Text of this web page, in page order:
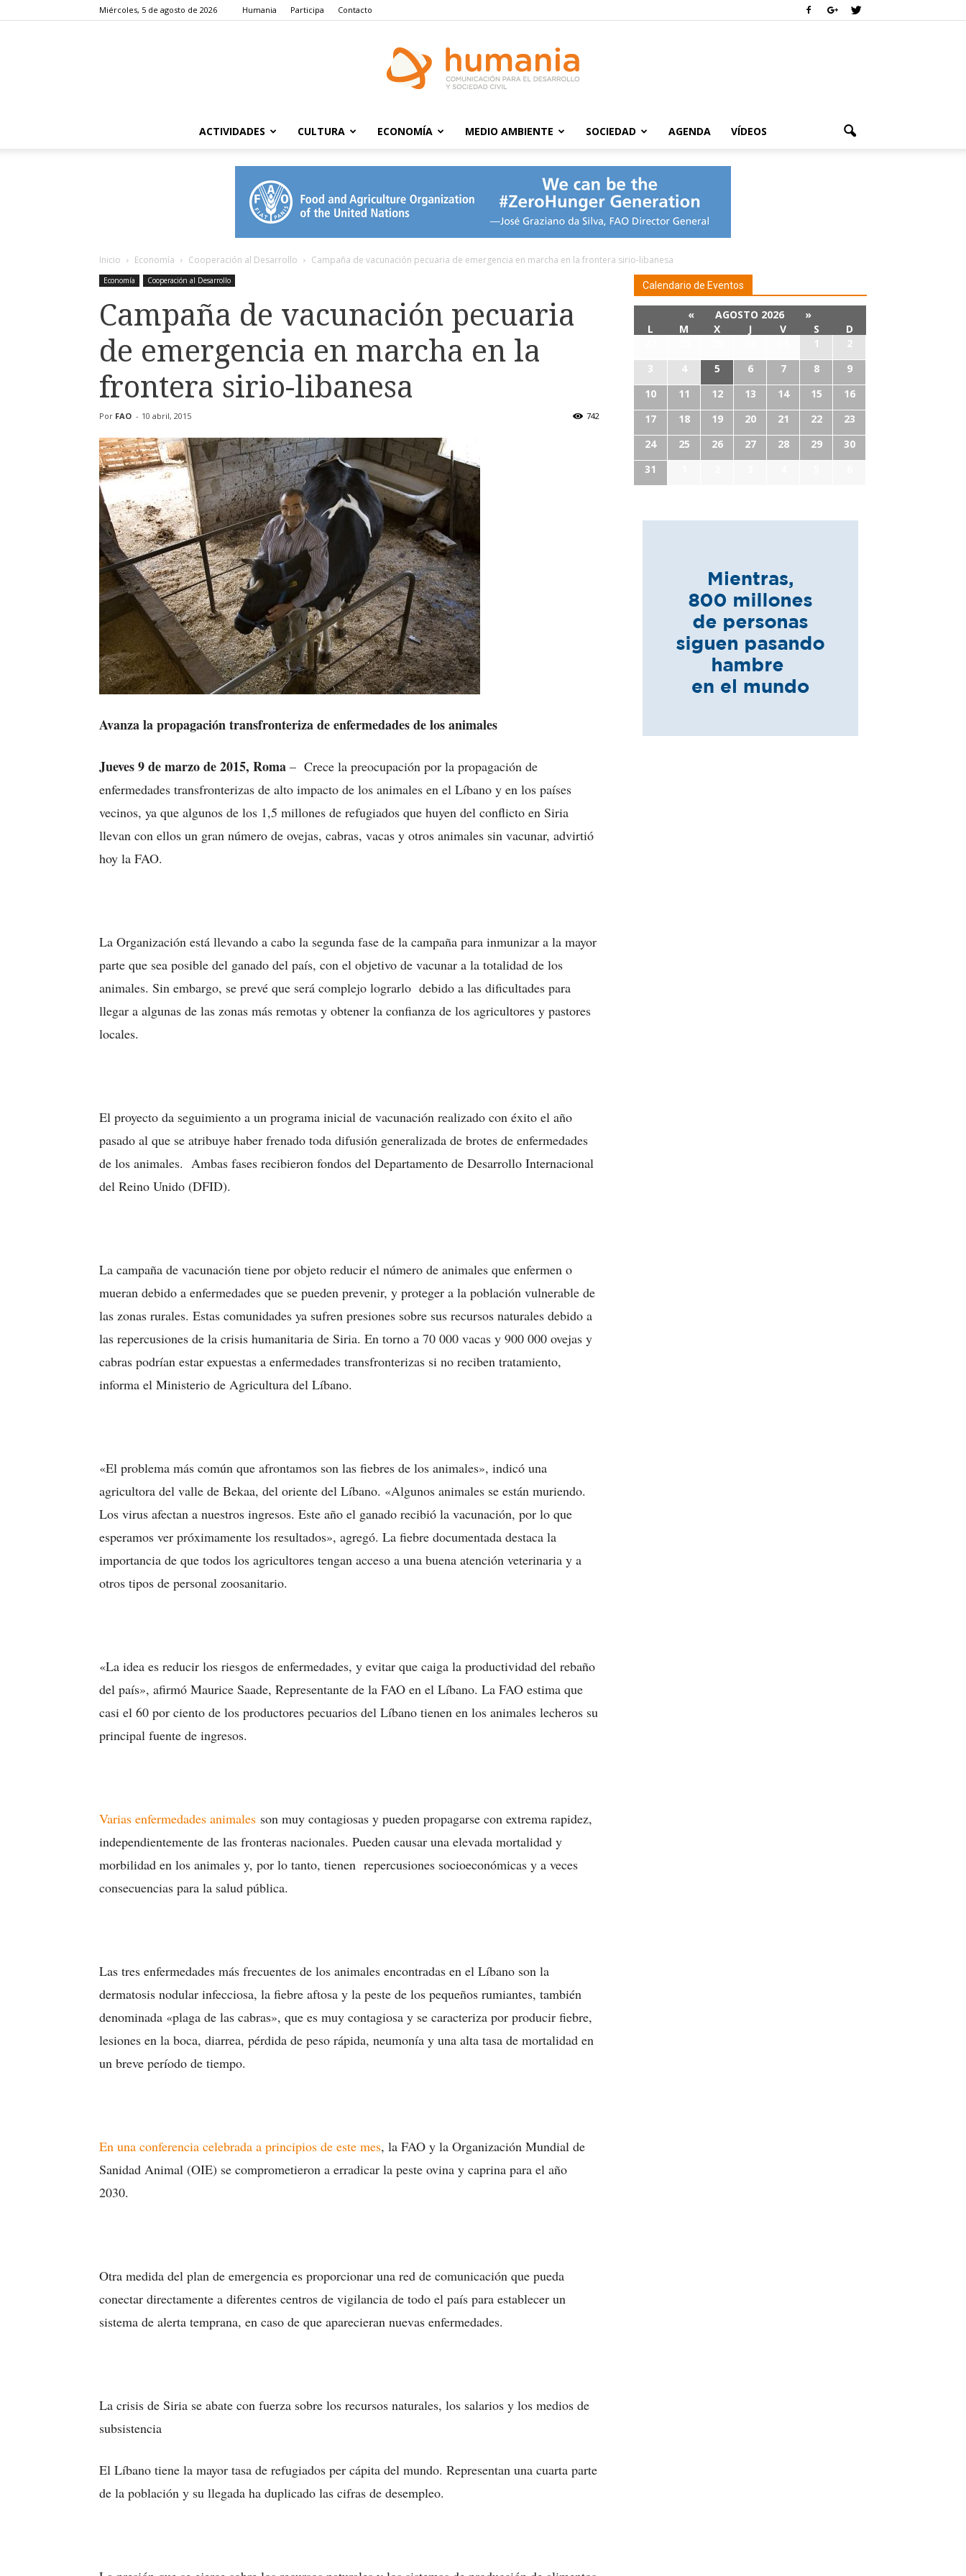
Miércoles, 5 de agosto de 2026 Humania Participa Contacto
ACTIVIDADES CULTURA ECONOMÍA MEDIO AMBIENTE SOCIEDAD AGENDA VÍDEOS
Inicio Economía Cooperación al Desarrollo Campaña de vacunación pecuaria de emergencia en marcha en la frontera sirio-libanesa
Economía Cooperación al Desarrollo
Campaña de vacunación pecuaria
de emergencia en marcha en la
frontera sirio-libanesa
Por FAO - 10 abril, 2015 742
Avanza la propagación transfronteriza de enfermedades de los animales
Jueves 9 de marzo de 2015, Roma – Crece la preocupación por la propagación de
enfermedades transfronterizas de alto impacto de los animales en el Líbano y en los países
vecinos, ya que algunos de los 1,5 millones de refugiados que huyen del conflicto en Siria
llevan con ellos un gran número de ovejas, cabras, vacas y otros animales sin vacunar, advirtió
hoy la FAO.
La Organización está llevando a cabo la segunda fase de la campaña para inmunizar a la mayor
parte que sea posible del ganado del país, con el objetivo de vacunar a la totalidad de los
animales. Sin embargo, se prevé que será complejo lograrlo debido a las dificultades para
llegar a algunas de las zonas más remotas y obtener la confianza de los agricultores y pastores
locales.
El proyecto da seguimiento a un programa inicial de vacunación realizado con éxito el año
pasado al que se atribuye haber frenado toda difusión generalizada de brotes de enfermedades
de los animales. Ambas fases recibieron fondos del Departamento de Desarrollo Internacional
del Reino Unido (DFID).
La campaña de vacunación tiene por objeto reducir el número de animales que enfermen o
mueran debido a enfermedades que se pueden prevenir, y proteger a la población vulnerable de
las zonas rurales. Estas comunidades ya sufren presiones sobre sus recursos naturales debido a
las repercusiones de la crisis humanitaria de Siria. En torno a 70 000 vacas y 900 000 ovejas y
cabras podrían estar expuestas a enfermedades transfronterizas si no reciben tratamiento,
informa el Ministerio de Agricultura del Líbano.
«El problema más común que afrontamos son las fiebres de los animales», indicó una
agricultora del valle de Bekaa, del oriente del Líbano. «Algunos animales se están muriendo.
Los virus afectan a nuestros ingresos. Este año el ganado recibió la vacunación, por lo que
esperamos ver próximamente los resultados», agregó. La fiebre documentada destaca la
importancia de que todos los agricultores tengan acceso a una buena atención veterinaria y a
otros tipos de personal zoosanitario.
«La idea es reducir los riesgos de enfermedades, y evitar que caiga la productividad del rebaño
del país», afirmó Maurice Saade, Representante de la FAO en el Líbano. La FAO estima que
casi el 60 por ciento de los productores pecuarios del Líbano tienen en los animales lecheros su
principal fuente de ingresos.
Varias enfermedades animales son muy contagiosas y pueden propagarse con extrema rapidez,
independientemente de las fronteras nacionales. Pueden causar una elevada mortalidad y
morbilidad en los animales y, por lo tanto, tienen repercusiones socioeconómicas y a veces
consecuencias para la salud pública.
Las tres enfermedades más frecuentes de los animales encontradas en el Líbano son la
dermatosis nodular infecciosa, la fiebre aftosa y la peste de los pequeños rumiantes, también
denominada «plaga de las cabras», que es muy contagiosa y se caracteriza por producir fiebre,
lesiones en la boca, diarrea, pérdida de peso rápida, neumonía y una alta tasa de mortalidad en
un breve período de tiempo.
En una conferencia celebrada a principios de este mes, la FAO y la Organización Mundial de
Sanidad Animal (OIE) se comprometieron a erradicar la peste ovina y caprina para el año
2030.
Otra medida del plan de emergencia es proporcionar una red de comunicación que pueda
conectar directamente a diferentes centros de vigilancia de todo el país para establecer un
sistema de alerta temprana, en caso de que aparecieran nuevas enfermedades.
La crisis de Siria se abate con fuerza sobre los recursos naturales, los salarios y los medios de
subsistencia
El Líbano tiene la mayor tasa de refugiados per cápita del mundo. Representan una cuarta parte
de la población y su llegada ha duplicado las cifras de desempleo.
Calendario de Eventos
« AGOSTO 2026
»
L
M X J V S
D
1
2
3
4 5 6 7 8
9
10
11 12 13 14 15
16
17
18 19 20 21 22
23
24
25 26 27 28 29
30
31